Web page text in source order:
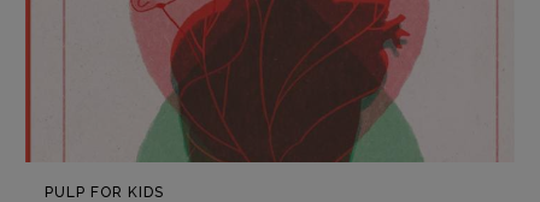
presente
Fumetti
Libro & Film
Pulp for kids
Opera prima
PULP FOR KIDS